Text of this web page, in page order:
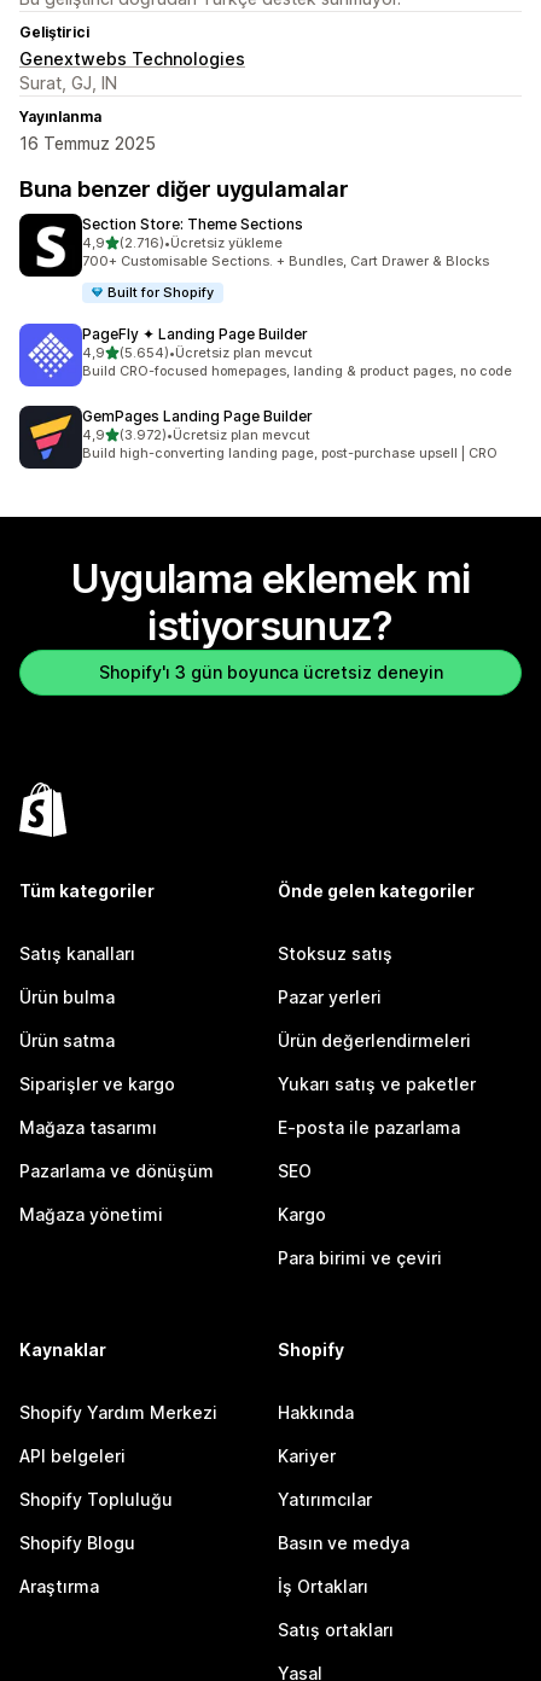
Geliştirici
Genextwebs Technologies
Surat, GJ, IN
Yayınlanma
16 Temmuz 2025
Buna benzer diğer uygulamalar
Section Store: Theme Sections
4,95 yıldız üzerinden
(2.716)
toplam 2716 değerlendirme
•Ücretsiz yükleme
700+ Customisable Sections. + Bundles, Cart Drawer & Blocks
Built for Shopify
PageFly ✦ Landing Page Builder
4,95 yıldız üzerinden
(5.654)
toplam 5654 değerlendirme
•Ücretsiz plan mevcut
Build CRO-focused homepages, landing & product pages, no code
GemPages Landing Page Builder
4,95 yıldız üzerinden
(3.972)
toplam 3972 değerlendirme
•Ücretsiz plan mevcut
Build high-converting landing page, post-purchase upsell | CRO
Uygulama eklemek mi
istiyorsunuz?
Shopify'ı 3 gün boyunca ücretsiz deneyin
Tüm kategoriler
Satış kanalları
Ürün bulma
Ürün satma
Siparişler ve kargo
Mağaza tasarımı
Pazarlama ve dönüşüm
Mağaza yönetimi
Önde gelen kategoriler
Stoksuz satış
Pazar yerleri
Ürün değerlendirmeleri
Yukarı satış ve paketler
E-posta ile pazarlama
SEO
Kargo
Para birimi ve çeviri
Kaynaklar
Shopify Yardım Merkezi
API belgeleri
Shopify Topluluğu
Shopify Blogu
Araştırma
Shopify
Hakkında
Kariyer
Yatırımcılar
Basın ve medya
İş Ortakları
Satış ortakları
Yasal